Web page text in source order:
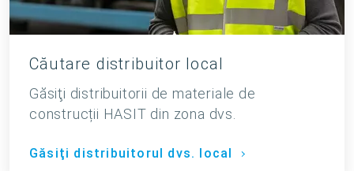
Căutare distribuitor local
Găsiţi distribuitorii de materiale de
construcții HASIT din zona dvs.
Găsiţi distribuitorul dvs. local